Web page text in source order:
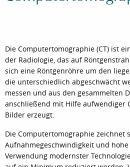
Die Computertomographie (CT) ist
der Radiologie, das auf
sich eine Röntgenröhre um den
die unterschiedlich abgeschwächt
messen und aus den gesammelten
anschließend mit Hilfe aufwendiger
Bilder erzeugt.
Die Computertomographie zeichnet
Aufnahmegeschwindigkeit und
Verwendung modernster